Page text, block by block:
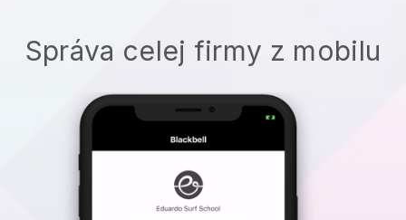
Správa celej firmy z mobilu